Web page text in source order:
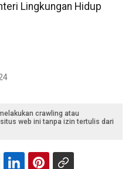
Lingkungan Hidup
crawling atau
web ini tanpa izin tertulis dari